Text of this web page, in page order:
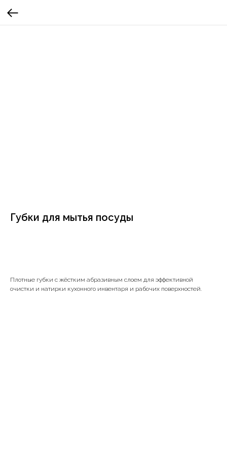
Губки для мытья посуды
Плотные губки с жёстким абразивным слоем для эффективной
очистки и натирки кухонного инвентаря и рабочих поверхностей.